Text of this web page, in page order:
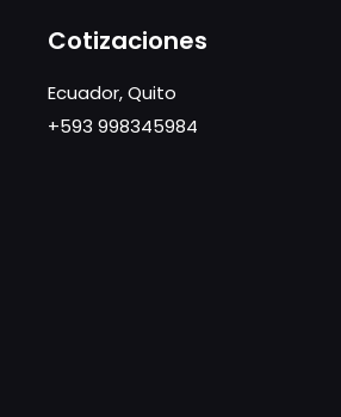
Cotizaciones
Ecuador, Quito
+593 998345984